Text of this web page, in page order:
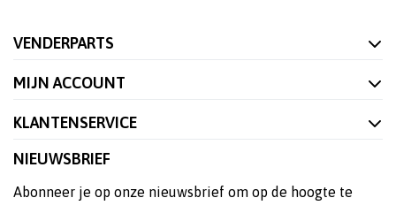
VENDERPARTS
MIJN ACCOUNT
KLANTENSERVICE
NIEUWSBRIEF
Abonneer je op onze nieuwsbrief om op de hoogte te